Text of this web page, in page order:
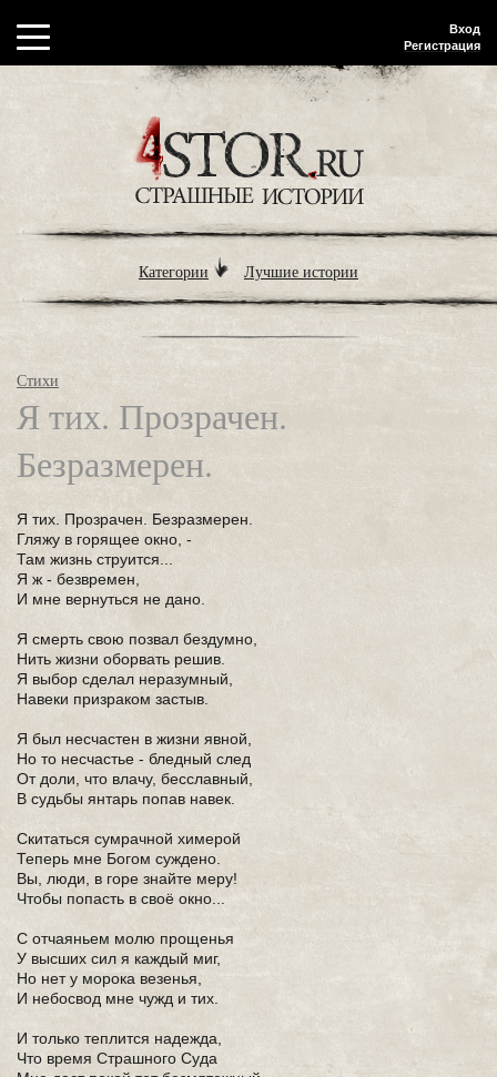
Вход
Регистрация
Категории Лучшие истории
Стихи
Я тих. Прозрачен.
Безразмерен.
Я тих. Прозрачен. Безразмерен.
Гляжу в горящее окно, -
Там жизнь струится...
Я ж - безвремен,
И мне вернуться не дано.
Я смерть свою позвал бездумно,
Нить жизни оборвать решив.
Я выбор сделал неразумный,
Навеки призраком застыв.
Я был несчастен в жизни явной,
Но то несчастье - бледный след
От доли, что влачу, бесславный,
В судьбы янтарь попав навек.
Скитаться сумрачной химерой
Теперь мне Богом суждено.
Вы, люди, в горе знайте меру!
Чтобы попасть в своё окно...
С отчаяньем молю прощенья
У высших сил я каждый миг,
Но нет у морока везенья,
И небосвод мне чужд и тих.
И только теплится надежда,
Что время Страшного Суда